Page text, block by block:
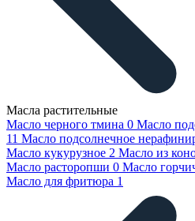
Масла растительные
Масло черного тмина 0 Масло
11 Масло подсолнечное
Масло кукурузное 2 Масло из
Масло расторопши 0 Масло
Масло для фритюра 1